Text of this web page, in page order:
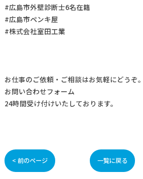
#広島市外壁診断士6名在籍
#広島市ペンキ屋
#株式会社室田工業
お仕事のご依頼・ご相談はお気軽にどうぞ。
お問い合わせフォーム
24時間受け付けいたしております。
< 前のページ 一覧に戻る